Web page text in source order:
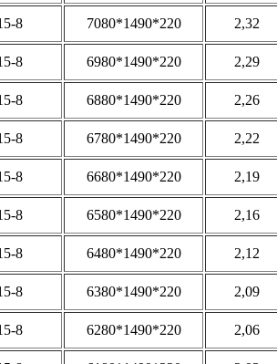
8 7080*1490*220 2,32
8 6980*1490*220 2,29
8 6880*1490*220 2,26
8 6780*1490*220 2,22
8 6680*1490*220 2,19
8 6580*1490*220 2,16
8 6480*1490*220 2,12
8 6380*1490*220 2,09
8 6280*1490*220 2,06